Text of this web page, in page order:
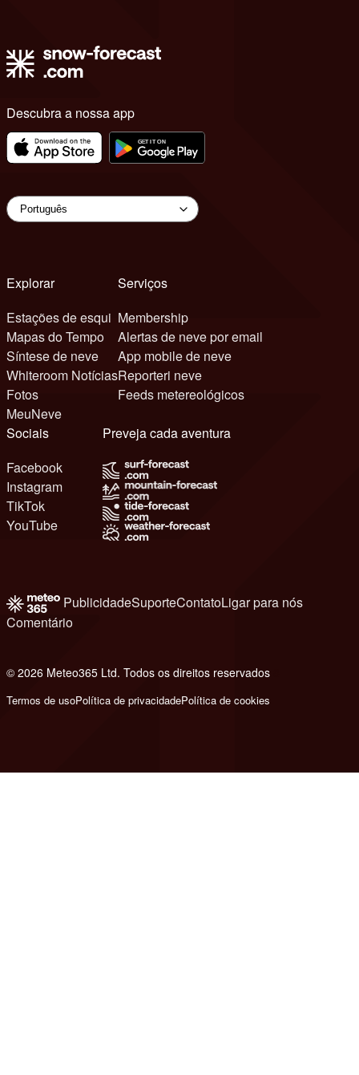
Descubra a nossa app
Explorar
Estações de esqui
Mapas do Tempo
Síntese de neve
Whiteroom Notícias
Fotos
MeuNeve
Serviços
Membership
Alertas de neve por email
App mobile de neve
Reporteri neve
Feeds metereológicos
Sociais
Facebook
Instagram
TikTok
YouTube
Preveja cada aventura
PublicidadeSuporteContatoLigar para nós
Comentário
© 2026 Meteo365 Ltd. Todos os direitos reservados
Termos de usoPolítica de privacidadePolítica de cookies